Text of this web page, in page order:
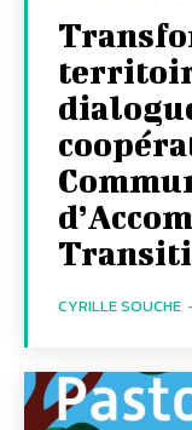
CYRILLE SOUCHE